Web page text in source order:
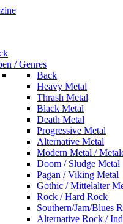
/ Genres
Back
Heavy Metal
Thrash Metal
Black Metal
Death Metal
Progressive Metal
Alternative Metal
Modern Metal /
Doom / Sludge Metal
Pagan / Viking Metal
Gothic / Mittelalter
Rock / Hard Rock
Southern/Jam/Blues
Alternative Rock /